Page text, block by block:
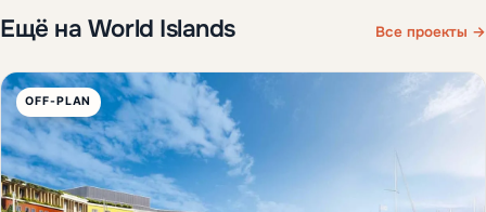
Ещё на World Islands Все проекты →
OFF-PLAN